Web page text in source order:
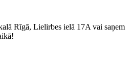
Rīgā, Lielirbes ielā 17A vai saņem